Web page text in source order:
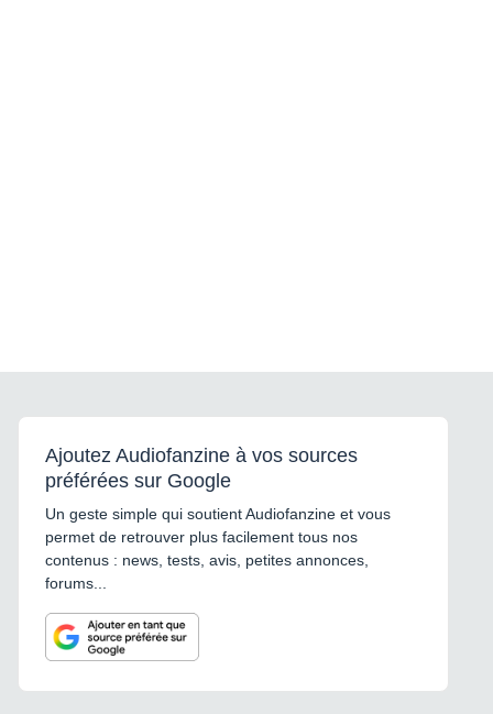
Ajoutez Audiofanzine à vos sources
préférées sur Google
Un geste simple qui soutient Audiofanzine et vous
permet de retrouver plus facilement tous nos
contenus : news, tests, avis, petites annonces,
forums...